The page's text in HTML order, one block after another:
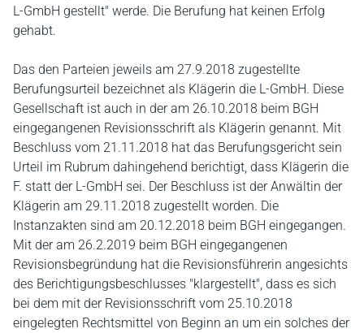
L-GmbH gestellt" werde. Die Berufung hat keinen Erfolg
gehabt.
Das den Parteien jeweils am 27.9.2018 zugestellte
Berufungsurteil bezeichnet als Klägerin die L-GmbH. Diese
Gesellschaft ist auch in der am 26.10.2018 beim BGH
eingegangenen Revisionsschrift als Klägerin genannt. Mit
Beschluss vom 21.11.2018 hat das Berufungsgericht sein
Urteil im Rubrum dahingehend berichtigt, dass Klägerin die
F. statt der L-GmbH sei. Der Beschluss ist der Anwältin der
Klägerin am 29.11.2018 zugestellt worden. Die
Instanzakten sind am 20.12.2018 beim BGH eingegangen.
Mit der am 26.2.2019 beim BGH eingegangenen
Revisionsbegründung hat die Revisionsführerin angesichts
des Berichtigungsbeschlusses "klargestellt", dass es sich
bei dem mit der Revisionsschrift vom 25.10.2018
eingelegten Rechtsmittel von Beginn an um ein solches der